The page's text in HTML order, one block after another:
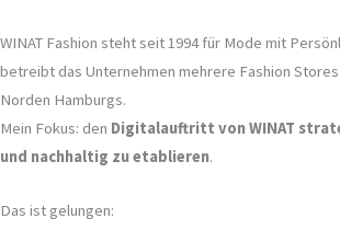
WINAT Fashion steht seit 1994 für Mode mit
betreibt das Unternehmen mehrere Fashion Stores
Norden Hamburgs.
Mein Fokus: den Digitalauftritt von WINAT
und nachhaltig zu etablieren.
Das ist gelungen: